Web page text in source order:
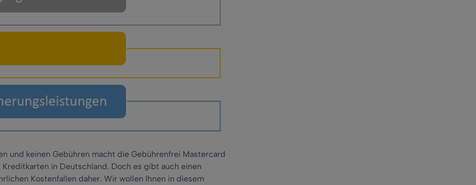
und keinen Gebühren macht die Gebührenfrei Mastercard
in Deutschland. Doch es gibt auch einen
Kostenfallen daher. Wir wollen Ihnen in diesem